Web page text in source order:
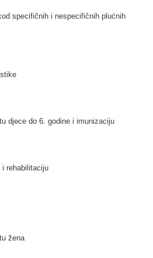
specifičnih i nespecifičnih plućnih
djece do 6. godine i imunizaciju
rehabilitaciju
žena